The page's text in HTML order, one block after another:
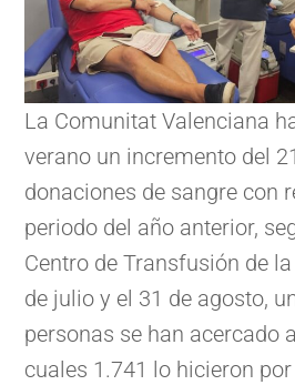
La Comunitat Valenciana
verano un incremento del
donaciones de sangre con
periodo del año anterior,
Centro de Transfusión de
de julio y el 31 de agosto,
personas se han acercado
cuales 1.741 lo hicieron